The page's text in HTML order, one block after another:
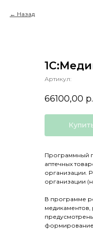
Назад
Артикул:
66100,00 р.
Программный
аптечных
организации.
организации
В программе
медикаментов,
формирование